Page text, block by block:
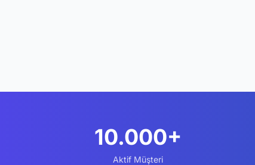
10.000+
Aktif Müşteri